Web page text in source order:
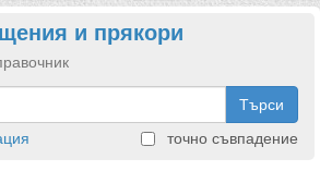
и прякори
Търси
точно съвпадение